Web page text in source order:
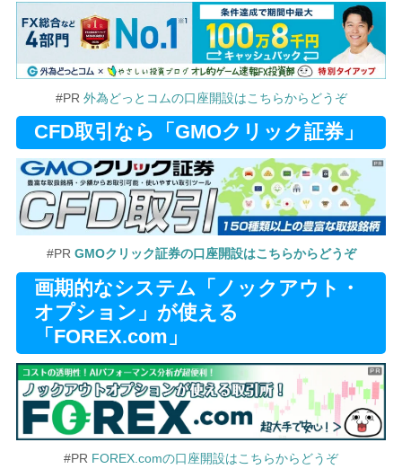
#PR 外為どっとコムの口座開設はこちらからどうぞ
CFD取引なら「GMOクリック証券」
#PR GMOクリック証券の口座開設はこちらからどうぞ
画期的なシステム「ノックアウト・
オプション」が使える
「FOREX.com」
#PR FOREX.comの口座開設はこちらからどうぞ